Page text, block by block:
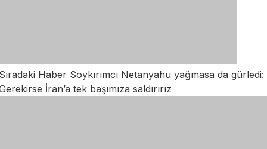
Haber Soykırımcı Netanyahu yağmasa da gürledi:
İran’a tek başımıza saldırırız